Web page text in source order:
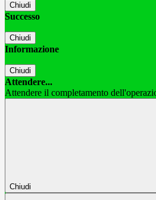
Chiudi
Successo
Chiudi
Informazione
Chiudi
Attendere...
Attendere il completamento
Chiudi